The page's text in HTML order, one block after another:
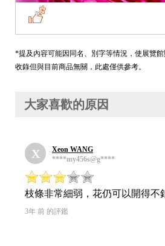
*提及內容可能因同名、別字等情況，使展覽
收錄但與目前商品無關，此處僅供參考。
大家喜歡的原因
X
Xeon WANG
****my456s@g****
枝條非常細弱，花仍可以開得不
3年 前 的評鑑